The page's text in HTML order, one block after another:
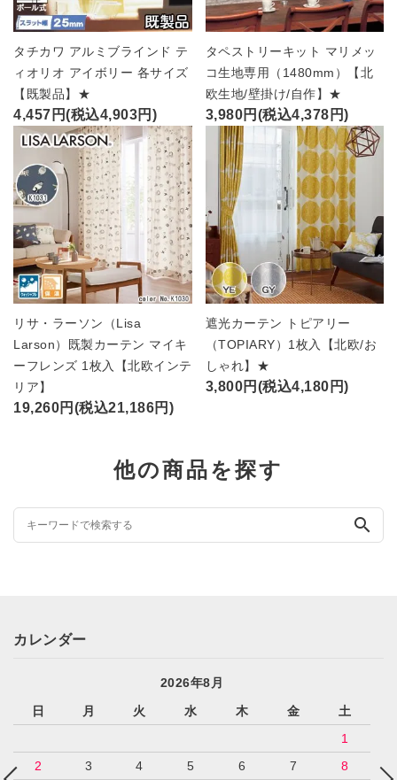
タチカワ アルミブラインド テ
ィオリオ アイボリー 各サイズ
【既製品】★
4,457円(税込4,903円)
タペストリーキット マリメッ
コ生地専用（1480mm）【北
欧生地/壁掛け/自作】★
3,980円(税込4,378円)
リサ・ラーソン（Lisa
Larson）既製カーテン マイキ
ーフレンズ 1枚入【北欧インテ
リア】
19,260円(税込21,186円)
遮光カーテン トピアリー
（TOPIARY）1枚入【北欧/お
しゃれ】★
3,800円(税込4,180円)
他の商品を探す
search
カレンダー
2026年8月
日
月 火 水 木 金
土
1
2
3 4 5 6 7
8